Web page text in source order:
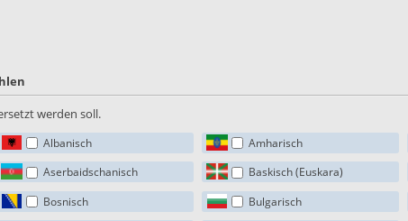
werden soll.
Albanisch
Amharisch
Aserbaidschanisch
Baskisch (Euskara)
Bosnisch
Bulgarisch